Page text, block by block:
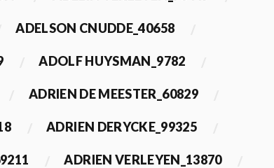
ADELSON CNUDDE_40658
ADOLF HUYSMAN_9782
ADRIEN DE MEESTER_60829
ADRIEN DERYCKE_99325
ADRIEN VERLEYEN_13870